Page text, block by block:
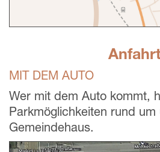
MIT DEM AUTO
Wer mit dem Auto kommt,
Parkmöglichkeiten rund um
Gemeindehaus.